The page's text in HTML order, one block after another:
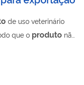
de uso veterinário
que o produto não